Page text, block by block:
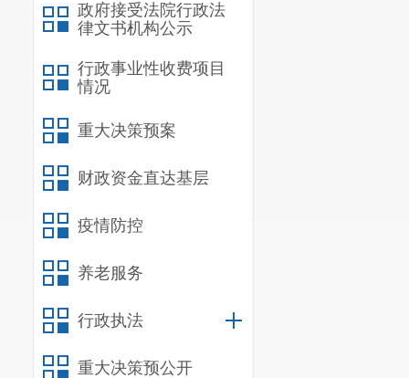
政府接受法院行政法
律文书机构公示
行政事业性收费项目
情况
重大决策预案
财政资金直达基层
疫情防控
养老服务
行政执法
重大决策预公开